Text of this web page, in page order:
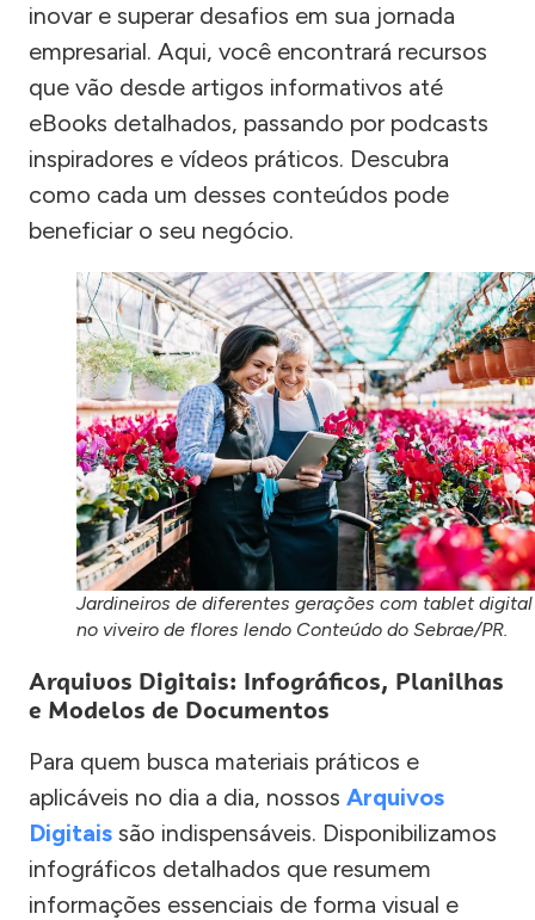
inovar e superar desafios em sua jornada
empresarial. Aqui, você encontrará recursos
que vão desde artigos informativos até
eBooks detalhados, passando por podcasts
inspiradores e vídeos práticos. Descubra
como cada um desses conteúdos pode
beneficiar o seu negócio.
Jardineiros de diferentes gerações com tablet digital
no viveiro de flores lendo Conteúdo do Sebrae/PR.
Arquivos Digitais: Infográficos, Planilhas
e Modelos de Documentos
Para quem busca materiais práticos e
aplicáveis no dia a dia, nossos Arquivos
Digitais são indispensáveis. Disponibilizamos
infográficos detalhados que resumem
informações essenciais de forma visual e